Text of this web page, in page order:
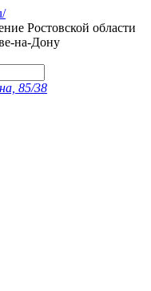
Ростовской области
на-Дону
85/38